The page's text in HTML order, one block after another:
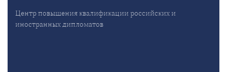
Центр повышения квалификации российских и
иностранных дипломатов